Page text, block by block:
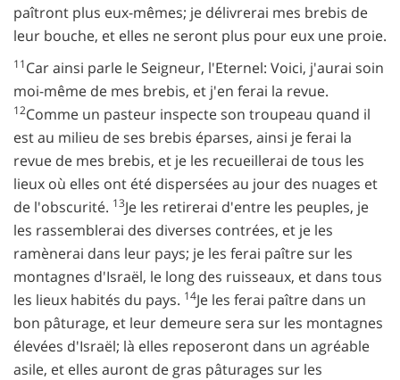
paîtront plus eux-mêmes; je délivrerai mes brebis de
leur bouche, et elles ne seront plus pour eux une proie.
11Car ainsi parle le Seigneur, l'Eternel: Voici, j'aurai soin
moi-même de mes brebis, et j'en ferai la revue.
12Comme un pasteur inspecte son troupeau quand il
est au milieu de ses brebis éparses, ainsi je ferai la
revue de mes brebis, et je les recueillerai de tous les
lieux où elles ont été dispersées au jour des nuages et
de l'obscurité. 13Je les retirerai d'entre les peuples, je
les rassemblerai des diverses contrées, et je les
ramènerai dans leur pays; je les ferai paître sur les
montagnes d'Israël, le long des ruisseaux, et dans tous
les lieux habités du pays. 14Je les ferai paître dans un
bon pâturage, et leur demeure sera sur les montagnes
élevées d'Israël; là elles reposeront dans un agréable
asile, et elles auront de gras pâturages sur les